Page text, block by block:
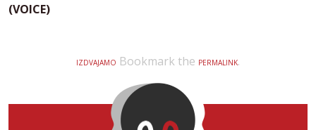
(VOICE)
IZDVAJAMO Bookmark the PERMALINK.